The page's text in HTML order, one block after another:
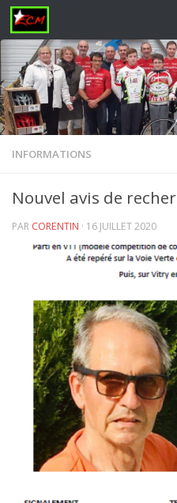
Skip to content
INFORMATIONS
Nouvel avis de
PAR CORENTIN · 16 JUILLET 2020